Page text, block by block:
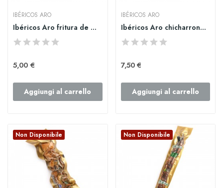
IBÉRICOS ARO
Ibéricos Aro fritura de magro blanca
5,00 €
Aggiungi al carrello
IBÉRICOS ARO
Ibéricos Aro chicharrones ibéricos en manteca...
7,50 €
Aggiungi al carrello
Non Disponibile Non Disponibile